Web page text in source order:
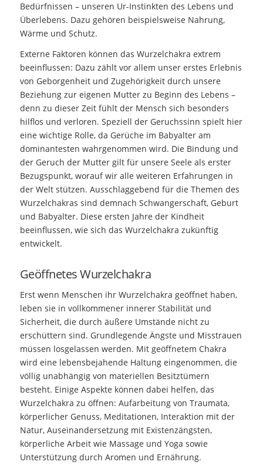
Bedürfnissen – unseren Ur-Instinkten des Lebens und
Überlebens. Dazu gehören beispielsweise Nahrung,
Wärme und Schutz.
Externe Faktoren können das Wurzelchakra extrem
beeinflussen: Dazu zählt vor allem unser erstes Erlebnis
von Geborgenheit und Zugehörigkeit durch unsere
Beziehung zur eigenen Mutter zu Beginn des Lebens –
denn zu dieser Zeit fühlt der Mensch sich besonders
hilflos und verloren. Speziell der Geruchssinn spielt hier
eine wichtige Rolle, da Gerüche im Babyalter am
dominantesten wahrgenommen wird. Die Bindung und
der Geruch der Mutter gilt für unsere Seele als erster
Bezugspunkt, worauf wir alle weiteren Erfahrungen in
der Welt stützen. Ausschlaggebend für die Themen des
Wurzelchakras sind demnach Schwangerschaft, Geburt
und Babyalter. Diese ersten Jahre der Kindheit
beeinflussen, wie sich das Wurzelchakra zukünftig
entwickelt.
Geöffnetes Wurzelchakra
Erst wenn Menschen ihr Wurzelchakra geöffnet haben,
leben sie in vollkommener innerer Stabilität und
Sicherheit, die durch äußere Umstände nicht zu
erschüttern sind. Grundlegende Ängste und Misstrauen
müssen losgelassen werden. Mit geöffnetem Chakra
wird eine lebensbejahende Haltung eingenommen, die
völlig unabhängig von materiellen Besitztümern
besteht. Einige Aspekte können dabei helfen, das
Wurzelchakra zu öffnen: Aufarbeitung von Traumata,
körperlicher Genuss, Meditationen, Interaktion mit der
Natur, Auseinandersetzung mit Existenzängsten,
körperliche Arbeit wie Massage und Yoga sowie
Unterstützung durch Aromen und Ernährung.